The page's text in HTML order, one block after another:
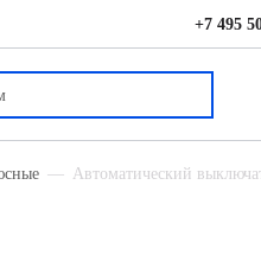
+7 495
Автоматический